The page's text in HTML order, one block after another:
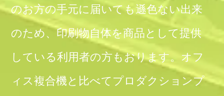
のお方の手元に届いても遜色ない出来
のため、印刷物自体を商品として提供
している利用者の方もおります。オフ
ィス複合機と比べてプロダクションプ